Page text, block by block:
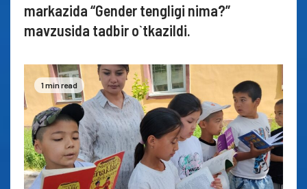
markazida “Gender tengligi nima?”
mavzusida tadbir o`tkazildi.
1 min read